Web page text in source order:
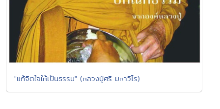
"แก้จิตใจให้เป็นธรรม" (หลวงปู่ศรี มหาวีโร)